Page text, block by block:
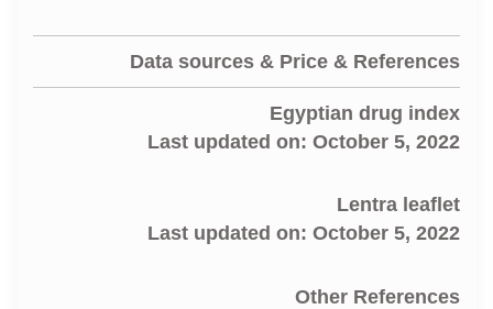
Data sources & Price & References
Egyptian drug index
Last updated on: October 5, 2022
Lentra leaflet
Last updated on: October 5, 2022
Other References